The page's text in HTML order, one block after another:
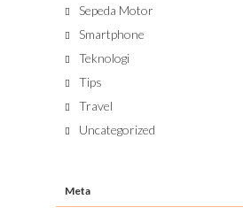
Sepeda Motor
Smartphone
Teknologi
Tips
Travel
Uncategorized
Meta